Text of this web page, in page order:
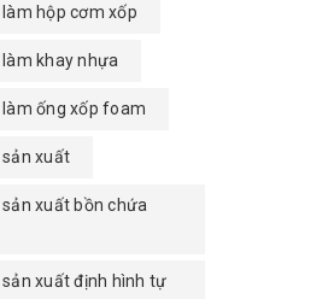
hộp cơm xốp
khay nhựa
làm ống xốp foam
xuất
xuất bồn chứa
xuất định hình tự